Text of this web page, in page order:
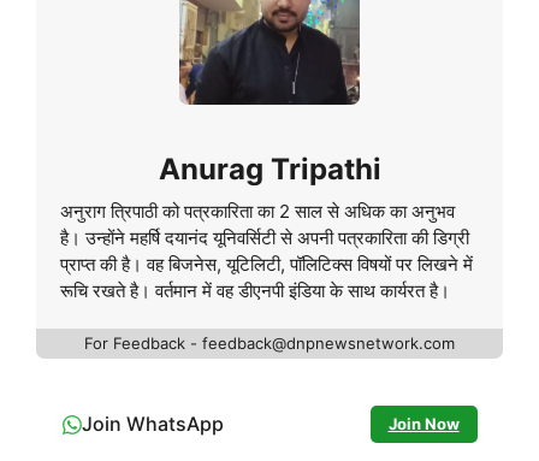
Anurag Tripathi
अनुराग त्रिपाठी को पत्रकारिता का 2 साल से अधिक का अनुभव
है। उन्होंने महर्षि दयानंद यूनिवर्सिटी से अपनी पत्रकारिता की डिग्री
प्राप्त की है। वह बिजनेस, यूटिलिटी, पॉलिटिक्स विषयों पर लिखने में
रूचि रखते है। वर्तमान में वह डीएनपी इंडिया के साथ कार्यरत है।
For Feedback - feedback@dnpnewsnetwork.com
Join WhatsApp Join Now